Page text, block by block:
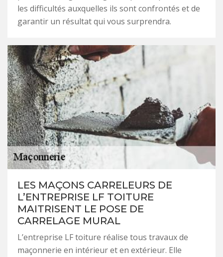
les difficultés auxquelles ils sont confrontés et de
garantir un résultat qui vous surprendra.
LES MAÇONS CARRELEURS DE
L’ENTREPRISE LF TOITURE
MAITRISENT LE POSE DE
CARRELAGE MURAL
L’entreprise LF toiture réalise tous travaux de
maçonnerie en intérieur et en extérieur. Elle